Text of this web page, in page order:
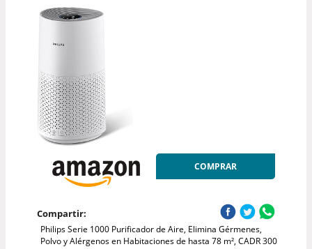
COMPRAR
Compartir:
Philips Serie 1000 Purificador de Aire, Elimina Gérmenes,
Polvo y Alérgenos en Habitaciones de hasta 78 m², CADR 300